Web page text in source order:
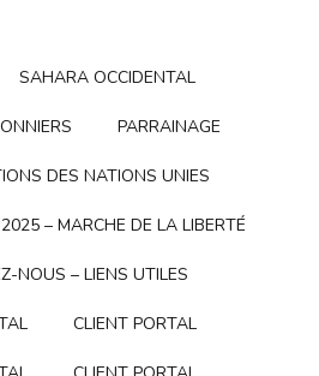
SAHARA OCCIDENTAL
PARRAINAGE
DES NATIONS UNIES
2025 – MARCHE DE LA LIBERTÉ
NOUS – LIENS UTILES
CLIENT PORTAL